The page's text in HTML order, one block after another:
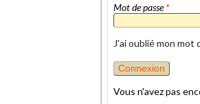
Mot de passe*
J'ai oublié mon mot
Vous n'avez pas